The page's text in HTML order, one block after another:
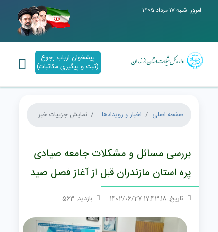
امروز: شنبه 17 مرداد 1405
پیشخوان ارباب رجوع
(ثبت و پیگیری مکاتبات)
صفحه اصلی اخبار و رویدادها نمایش جزییات خبر
بررسی مسائل و مشکلات جامعه صیادی
پره استان مازندران قبل از آغاز فصل صید
تاریخ: 17:43:18 1402/06/27 بازدید: 563